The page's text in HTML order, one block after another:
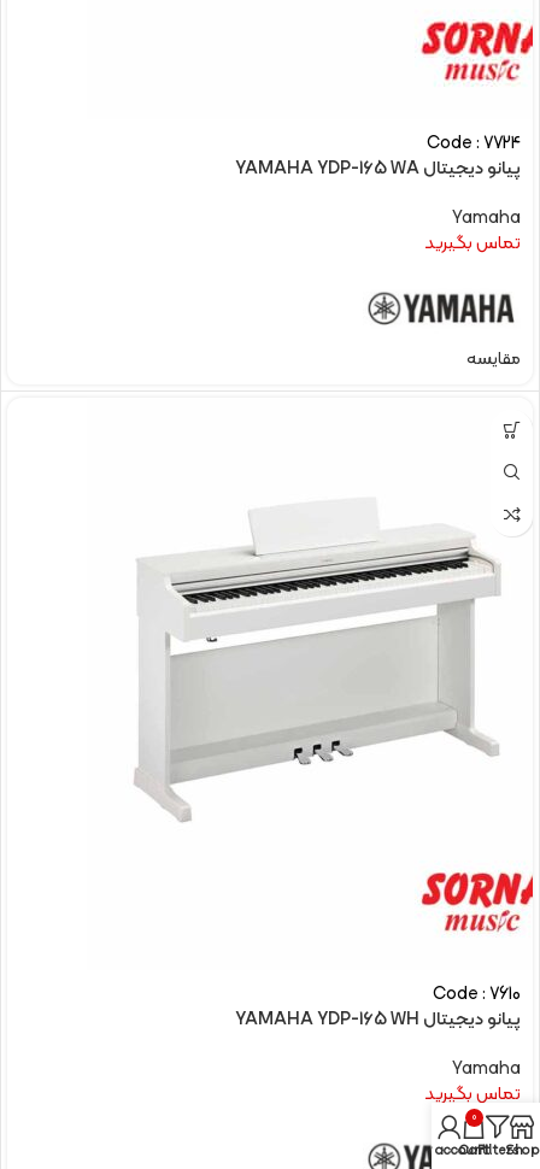
Code : 7724
پیانو دیجیتال YAMAHA YDP-165 WA
Yamaha
تماس بگیرید
مقایسه
Code : 7610
پیانو دیجیتال YAMAHA YDP-165 WH
Yamaha
تماس بگیرید
Shop
Filters
0
Cart
My account